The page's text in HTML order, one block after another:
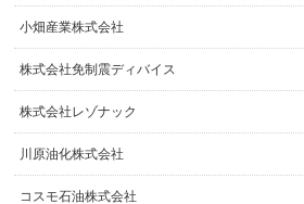
小畑産業株式会社
株式会社免制震ディバイス
株式会社レゾナック
川原油化株式会社
コスモ石油株式会社